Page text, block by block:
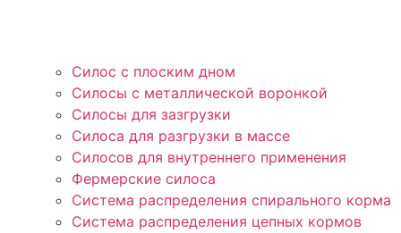
Силос с плоским дном
Силосы с металлической воронкой
Силосы для зазгрузки
Силоса для разгрузки в массе
Силосов для внутреннего применения
Фермерские силоса
Система распределения спирального корма
Система распределения цепных кормов